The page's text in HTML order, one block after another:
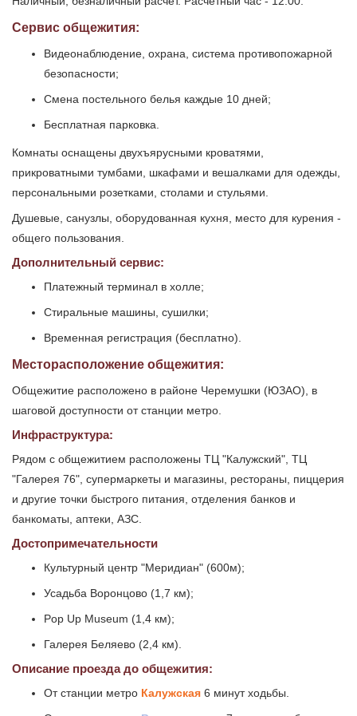
Сервис общежития:
Видеонаблюдение, охрана, система противопожарной
безопасности;
Смена постельного белья каждые 10 дней;
Бесплатная парковка.
Комнаты оснащены двухъярусными кроватями,
прикроватными тумбами, шкафами и вешалками для одежды,
персональными розетками, столами и стульями.
Душевые, санузлы, оборудованная кухня, место для курения -
общего пользования.
Дополнительный сервис:
Платежный терминал в холле;
Стиральные машины, сушилки;
Временная регистрация (бесплатно).
Месторасположение общежития:
Общежитие расположено в районе Черемушки (ЮЗАО), в
шаговой доступности от станции метро.
Инфраструктура:
Рядом с общежитием расположены ТЦ "Калужский", ТЦ
"Галерея 76", супермаркеты и магазины, рестораны, пиццерия
и другие точки быстрого питания, отделения банков и
банкоматы, аптеки, АЗС.
Достопримечательности
Культурный центр "Меридиан" (600м);
Усадьба Воронцово (1,7 км);
Pop Up Museum (1,4 км);
Галерея Беляево (2,4 км).
Описание проезда до общежития:
От станции метро Калужская 6 минут ходьбы.